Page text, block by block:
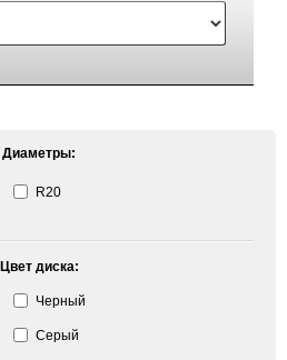
Диаметры:
R20
Цвет диска:
Черный
Серый